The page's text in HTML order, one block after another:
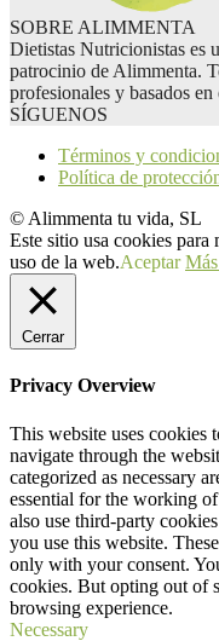
SOBRE ALIMMENTA
Dietistas Nutricionistas es
patrocinio de Alimmenta.
profesionales y basados en
SÍGUENOS
Términos y
Política de
© Alimmenta tu vida, SL
Este sitio usa cookies
uso de la web.Aceptar
Cerrar
Privacy Overview
This website uses cookies
navigate through the
categorized as necessary
essential for the working
also use third-party
you use this website.
only with your consent.
cookies. But opting out of
browsing experience.
Necessary